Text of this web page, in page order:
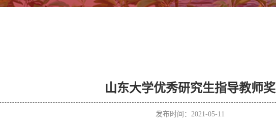
山东大学优秀研究生指导教师奖
发布时间：2021-05-11